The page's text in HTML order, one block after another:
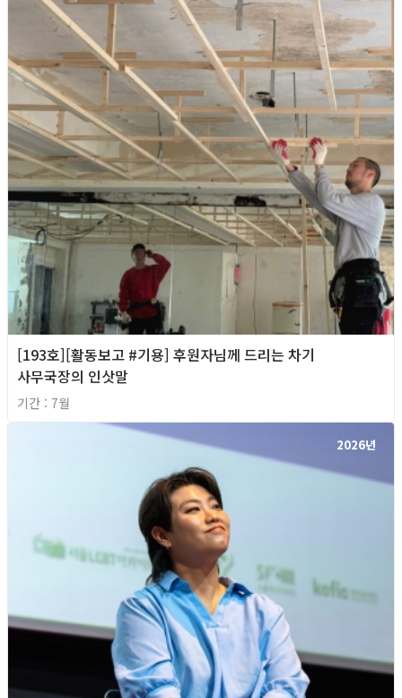
[193호][활동보고 #기용] 후원자님께 드리는 차기
사무국장의 인삿말
기간 : 7월
2026년